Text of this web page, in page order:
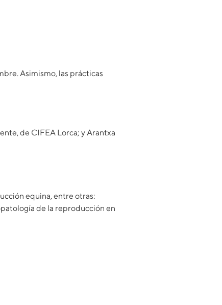
Asimismo, las prácticas
de CIFEA Lorca; y Arantxa
equina, entre otras:
de la reproducción en